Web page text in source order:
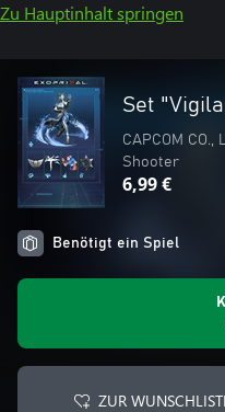
Zu Hauptinhalt springen
Set
CAPCOM CO.,
Shooter
6,99 €
Benötigt ein Spiel
ZUR